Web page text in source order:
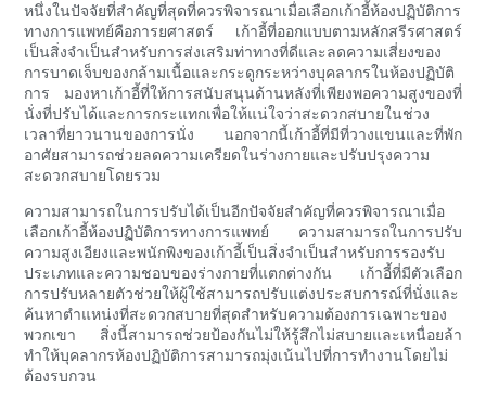
หนึ่งในปัจจัยที่สำคัญที่สุดที่ควรพิจารณาเมื่อเลือกเก้าอี้ห้องปฏิบัติการ
ทางการแพทย์คือการยศาสตร์ เก้าอี้ที่ออกแบบตามหลักสรีรศาสตร์
เป็นสิ่งจำเป็นสำหรับการส่งเสริมท่าทางที่ดีและลดความเสี่ยงของ
การบาดเจ็บของกล้ามเนื้อและกระดูกระหว่างบุคลากรในห้องปฏิบัติ
การ มองหาเก้าอี้ที่ให้การสนับสนุนด้านหลังที่เพียงพอความสูงของที่
นั่งที่ปรับได้และการกระแทกเพื่อให้แน่ใจว่าสะดวกสบายในช่วง
เวลาที่ยาวนานของการนั่ง นอกจากนี้เก้าอี้ที่มีที่วางแขนและที่พัก
อาศัยสามารถช่วยลดความเครียดในร่างกายและปรับปรุงความ
สะดวกสบายโดยรวม
ความสามารถในการปรับได้เป็นอีกปัจจัยสำคัญที่ควรพิจารณาเมื่อ
เลือกเก้าอี้ห้องปฏิบัติการทางการแพทย์ ความสามารถในการปรับ
ความสูงเอียงและพนักพิงของเก้าอี้เป็นสิ่งจำเป็นสำหรับการรองรับ
ประเภทและความชอบของร่างกายที่แตกต่างกัน เก้าอี้ที่มีตัวเลือก
การปรับหลายตัวช่วยให้ผู้ใช้สามารถปรับแต่งประสบการณ์ที่นั่งและ
ค้นหาตำแหน่งที่สะดวกสบายที่สุดสำหรับความต้องการเฉพาะของ
พวกเขา สิ่งนี้สามารถช่วยป้องกันไม่ให้รู้สึกไม่สบายและเหนื่อยล้า
ทำให้บุคลากรห้องปฏิบัติการสามารถมุ่งเน้นไปที่การทำงานโดยไม่
ต้องรบกวน